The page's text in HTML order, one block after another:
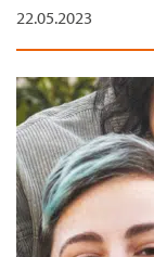
22.05.2023